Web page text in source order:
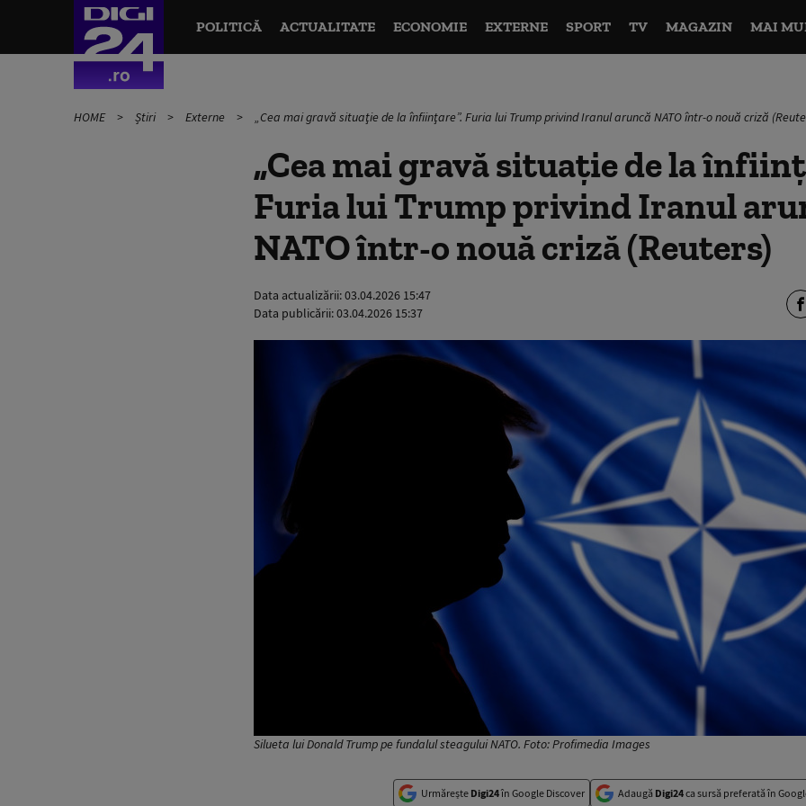
POLITICĂ ACTUALITATE ECONOMIE EXTERNE SPORT TV MAGAZIN MAI
HOME Știri Externe „Cea mai gravă situaţie de la înfiinţare”. Furia lui Trump privind Iranul aruncă NATO într-o nouă criză
„Cea mai gravă situaţie de la
Furia lui Trump privind Iranul
NATO într-o nouă criză (Reuters)
Data actualizării:03.04.2026 15:47
Data publicării:03.04.2026 15:37
Silueta lui Donald Trump pe fundalul steagului NATO. Foto: Profimedia Images
Urmărește Digi24în Google Discover Adaugă Digi24ca sursă preferată în